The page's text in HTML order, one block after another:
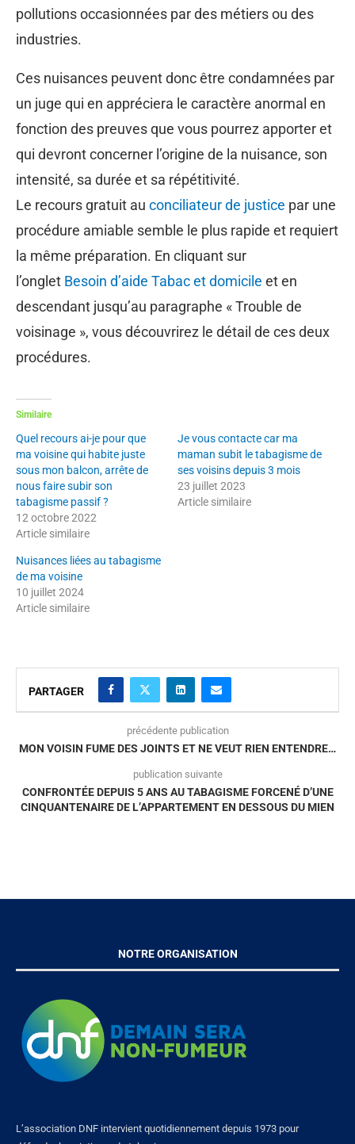
pollutions occasionnées par des métiers ou des
industries.
Ces nuisances peuvent donc être condamnées par
un juge qui en appréciera le caractère anormal en
fonction des preuves que vous pourrez apporter et
qui devront concerner l’origine de la nuisance, son
intensité, sa durée et sa répétitivité.
Le recours gratuit au conciliateur de justice par une
procédure amiable semble le plus rapide et requiert
la même préparation. En cliquant sur
l’onglet Besoin d’aide Tabac et domicile et en
descendant jusqu’au paragraphe « Trouble de
voisinage », vous découvrirez le détail de ces deux
procédures.
Similaire
Quel recours ai-je pour que
ma voisine qui habite juste
sous mon balcon, arrête de
nous faire subir son
tabagisme passif ?
12 octobre 2022
Article similaire
Je vous contacte car ma
maman subit le tabagisme de
ses voisins depuis 3 mois
23 juillet 2023
Article similaire
Nuisances liées au tabagisme
de ma voisine
10 juillet 2024
Article similaire
PARTAGER
précédente publication
MON VOISIN FUME DES JOINTS ET NE VEUT RIEN ENTENDRE…
publication suivante
CONFRONTÉE DEPUIS 5 ANS AU TABAGISME FORCENÉ D’UNE
CINQUANTENAIRE DE L’APPARTEMENT EN DESSOUS DU MIEN
NOTRE ORGANISATION
L’association DNF intervient quotidiennement depuis 1973 pour